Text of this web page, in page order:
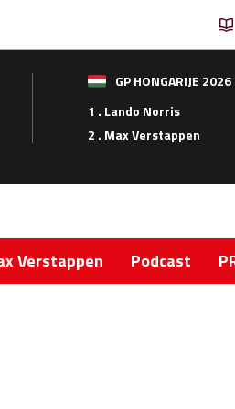
GP HONGARIJE 2026
1 . Lando Norris
2 . Max Verstappen
Verstappen Podcast